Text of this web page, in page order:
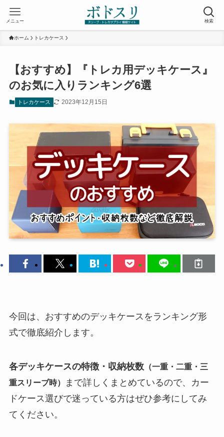
検索
メニュー
ホーム トレカケース
【おすすめ】『トレカ用デッキケース』
のお気に入りランキング6選
トレカケース 2023年12月15日
今回は、おすすめのデッキケースをランキング形
式で徹底紹介します。
各デッキケースの特徴・収納枚数（一重・二重・三
重スリーブ時）
まで詳しくまとめているので、カー
ドケース選びで迷っている方はぜひ参考にしてみ
てください。